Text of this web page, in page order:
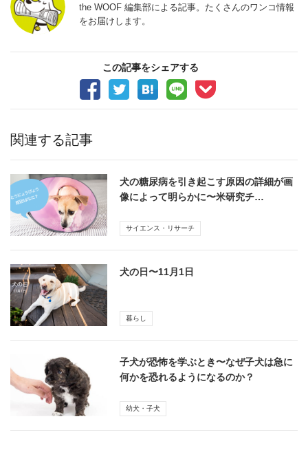
the WOOF 編集部による記事。たくさんのワンコ情報
をお届けします。
この記事をシェアする
関連する記事
犬の糖尿病を引き起こす原因の詳細が画
像によって明らかに〜米研究チ…
サイエンス・リサーチ
犬の日〜11月1日
暮らし
子犬が恐怖を学ぶとき〜なぜ子犬は急に
何かを恐れるようになるのか？
幼犬・子犬